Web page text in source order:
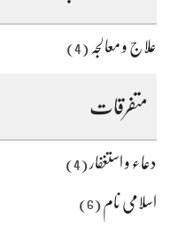
علاج و معالجہ (4)
متفرقات
دعاء و استغفار (4)
اسلامی نام (6)